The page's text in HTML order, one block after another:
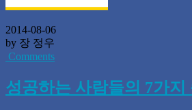
2014-08-06
by 장 정우
Comments
성공하는 사람들의 7가지